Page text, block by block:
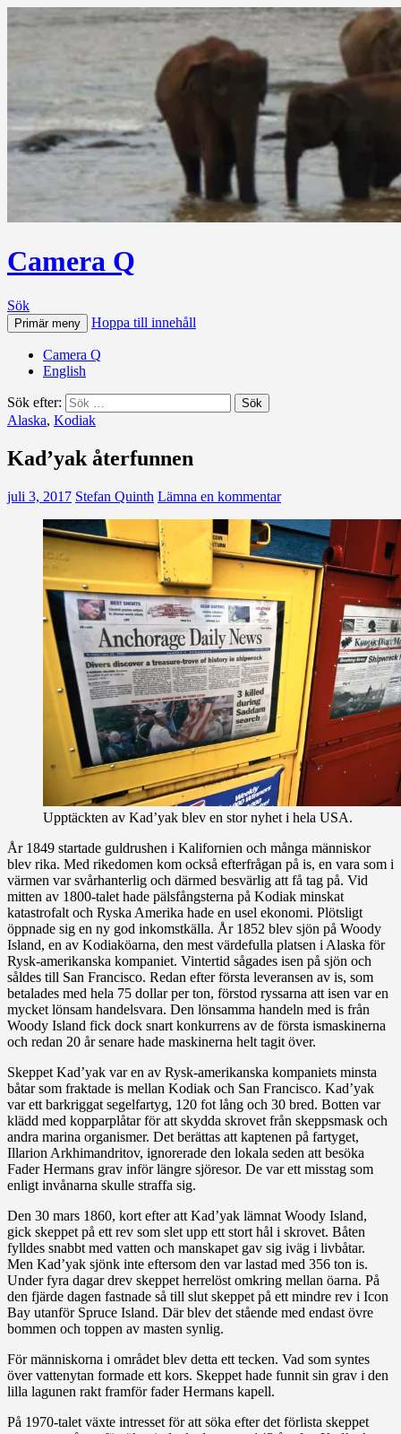
Camera Q
Sök
Primär meny Hoppa till innehåll
Camera Q
English
Sök efter:
Alaska, Kodiak
Kad’yak återfunnen
juli 3, 2017 Stefan Quinth Lämna en kommentar
Upptäckten av Kad’yak blev en stor nyhet i hela USA.
År 1849 startade guldrushen i Kalifornien och många människor
blev rika. Med rikedomen kom också efterfrågan på is, en vara som i
värmen var svårhanterlig och därmed besvärlig att få tag på. Vid
mitten av 1800-talet hade pälsfångsterna på Kodiak minskat
katastrofalt och Ryska Amerika hade en usel ekonomi. Plötsligt
öppnade sig en ny god inkomstkälla. År 1852 blev sjön på Woody
Island, en av Kodiaköarna, den mest värdefulla platsen i Alaska för
Rysk-amerikanska kompaniet. Vintertid sågades isen på sjön och
såldes till San Francisco. Redan efter första leveransen av is, som
betalades med hela 75 dollar per ton, förstod ryssarna att isen var en
mycket lönsam handelsvara. Den lönsamma handeln med is från
Woody Island fick dock snart konkurrens av de första ismaskinerna
och redan 20 år senare hade maskinerna helt tagit över.
Skeppet Kad’yak var en av Rysk-amerikanska kompaniets minsta
båtar som fraktade is mellan Kodiak och San Francisco. Kad’yak
var ett barkriggat segelfartyg, 120 fot lång och 30 bred. Botten var
klädd med kopparplåtar för att skydda skrovet från skeppsmask och
andra marina organismer. Det berättas att kaptenen på fartyget,
Illarion Arkhimandritov, ignorerade den lokala seden att besöka
Fader Hermans grav inför längre sjöresor. De var ett misstag som
enligt invånarna skulle straffa sig.
Den 30 mars 1860, kort efter att Kad’yak lämnat Woody Island,
gick skeppet på ett rev som slet upp ett stort hål i skrovet. Båten
fylldes snabbt med vatten och manskapet gav sig iväg i livbåtar.
Men Kad’yak sjönk inte eftersom den var lastad med 356 ton is.
Under fyra dagar drev skeppet herrelöst omkring mellan öarna. På
den fjärde dagen fastnade så till slut skeppet på ett mindre rev i Icon
Bay utanför Spruce Island. Där blev det stående med endast övre
bommen och toppen av masten synlig.
För människorna i området blev detta ett tecken. Vad som syntes
över vattenytan formade ett kors. Skeppet hade funnit sin grav i den
lilla lagunen rakt framför fader Hermans kapell.
På 1970-talet växte intresset för att söka efter det förlista skeppet